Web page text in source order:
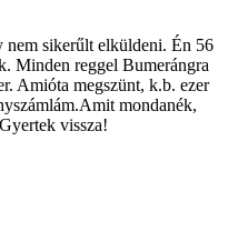
nem sikerűlt elküldeni. Én 56
Minden reggel Bumerángra
Amióta megszünt, k.b. ezer
mondanék,
vissza!